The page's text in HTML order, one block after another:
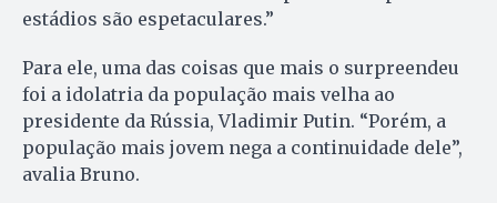
estádios são espetaculares.”
Para ele, uma das coisas que mais o surpreendeu
foi a idolatria da população mais velha ao
presidente da Rússia, Vladimir Putin. “Porém, a
população mais jovem nega a continuidade dele”,
avalia Bruno.